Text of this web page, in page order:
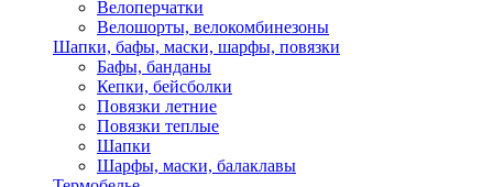
Велоперчатки
Велошорты, велокомбинезоны
Шапки, бафы, маски, шарфы, повязки
Бафы, банданы
Кепки, бейсболки
Повязки летние
Повязки теплые
Шапки
Шарфы, маски, балаклавы